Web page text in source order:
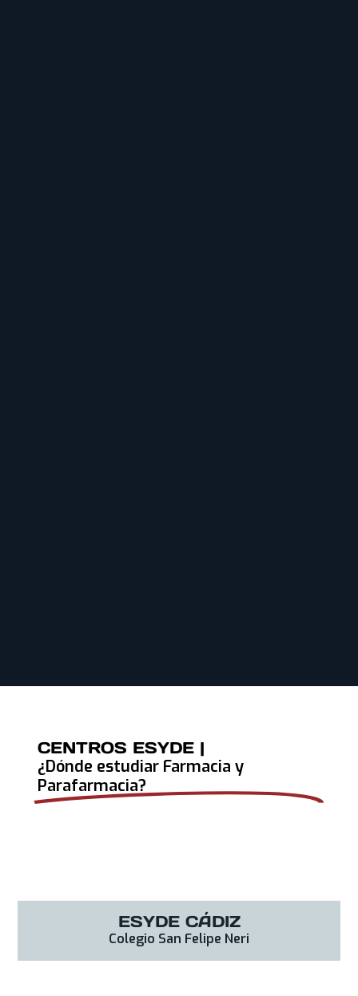
CENTROS ESYDE |
¿Dónde estudiar Farmacia y
Parafarmacia?
ESYDE CÁDIZ
Colegio San Felipe Neri